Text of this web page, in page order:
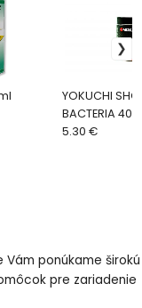
YOKUCHI
BACTERIA 40G
5.30 €
Vám ponúkame širokú
pre zariadenie